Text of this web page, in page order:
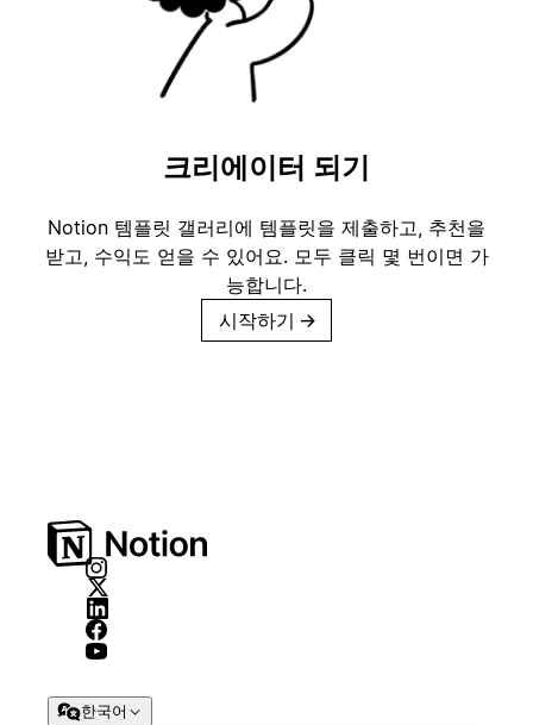
크리에이터 되기
Notion 템플릿 갤러리에 템플릿을 제출하고, 추천을
받고, 수익도 얻을 수 있어요. 모두 클릭 몇 번이면 가
능합니다.
시작하기 →
한국어